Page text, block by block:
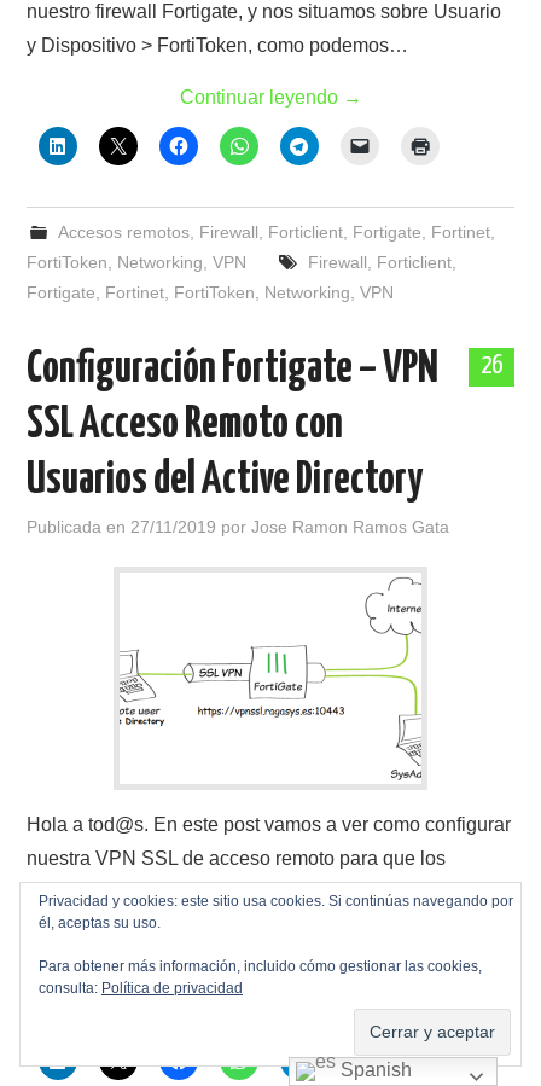
nuestro firewall Fortigate, y nos situamos sobre Usuario
y Dispositivo > FortiToken, como podemos…
Continuar leyendo →
Accesos remotos, Firewall Forticlient, Fortigate Fortinet,
FortiToken
Networking ,VPN Firewall Forticlient,
Fortigate
Fortinet FortiToken Networking ,VPN
26
Configuración Fortigate – VPN
SSL Acceso Remoto con
Usuarios del Active Directory
Publicada en 27/11/2019 porJose Ramon Ramos Gata
Hola a tod@s. En este post vamos a ver como configurar
nuestra VPN SSL de acceso remoto para que los
usuarios del Active Directory se conecten a nuestras
redes internas, en este link de este mismo blog podéis
ver como…
→
Spanish
Privacidad y cookies: este sitio usa cookies. Si continúas navegando por
él, aceptas su uso.
Para obtener más información, incluido cómo gestionar las cookies,
consulta: Política de privacidad